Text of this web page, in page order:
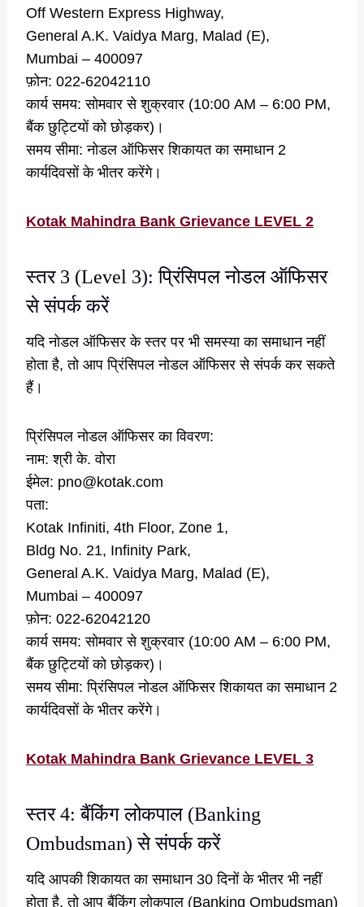
Off Western Express Highway,
General A.K. Vaidya Marg, Malad (E),
Mumbai – 400097
फ़ोन: 022-62042110
कार्य समय: सोमवार से शुक्रवार (10:00 AM – 6:00 PM,
बैंक छुट्टियों को छोड़कर)।
समय सीमा: नोडल ऑफिसर शिकायत का समाधान 2
कार्यदिवसों के भीतर करेंगे।
Kotak Mahindra Bank Grievance LEVEL 2
स्तर 3 (Level 3): प्रिंसिपल नोडल ऑफिसर
से संपर्क करें
यदि नोडल ऑफिसर के स्तर पर भी समस्या का समाधान नहीं
होता है, तो आप प्रिंसिपल नोडल ऑफिसर से संपर्क कर सकते
हैं।
प्रिंसिपल नोडल ऑफिसर का विवरण:
नाम: श्री के. वोरा
ईमेल: pno@kotak.com
पता:
Kotak Infiniti, 4th Floor, Zone 1,
Bldg No. 21, Infinity Park,
General A.K. Vaidya Marg, Malad (E),
Mumbai – 400097
फ़ोन: 022-62042120
कार्य समय: सोमवार से शुक्रवार (10:00 AM – 6:00 PM,
बैंक छुट्टियों को छोड़कर)।
समय सीमा: प्रिंसिपल नोडल ऑफिसर शिकायत का समाधान 2
कार्यदिवसों के भीतर करेंगे।
Kotak Mahindra Bank Grievance LEVEL 3
स्तर 4: बैंकिंग लोकपाल (Banking
Ombudsman) से संपर्क करें
यदि आपकी शिकायत का समाधान 30 दिनों के भीतर भी नहीं
होता है, तो आप बैंकिंग लोकपाल (Banking Ombudsman)